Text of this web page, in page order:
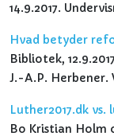
14.9.2017.
Hvad betyder
Bibliotek,
J.-A.P. Herbener.
Luther2017.dk vs.
Bo Kristian Holm